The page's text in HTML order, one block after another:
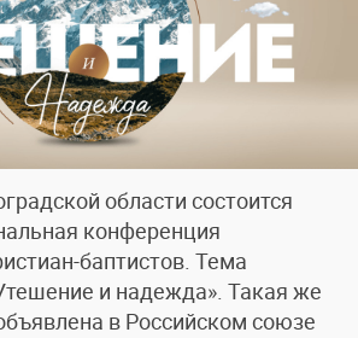
области состоится
конференция
баптистов. Тема
и надежда». Такая же
в Российском союзе